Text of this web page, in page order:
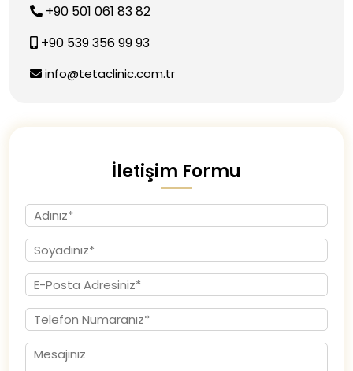
+90 501 061 83 82
+90 539 356 99 93
info@tetaclinic.com.tr
İletişim Formu